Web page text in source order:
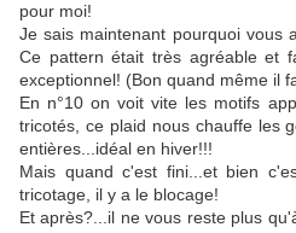
pour moi!
Je sais maintenant pourquoi vous
Ce pattern était très agréable et
exceptionnel! (Bon quand même il
En n°10 on voit vite les motifs
tricotés, ce plaid nous chauffe les
entières...idéal en hiver!!!
Mais quand c'est fini...et bien
tricotage, il y a le blocage!
Et après?...il ne vous reste plus